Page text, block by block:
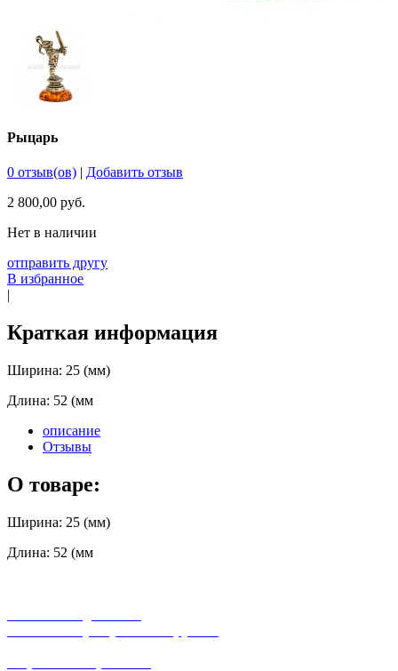
Рыцарь
0 отзыв(ов) | Добавить отзыв
2 800,00 руб.
Нет в наличии
отправить другу
В избранное
|
Краткая информация
Ширина: 25 (мм)
Длина: 52 (мм
описание
Отзывы
О товаре:
Ширина: 25 (мм)
Длина: 52 (мм